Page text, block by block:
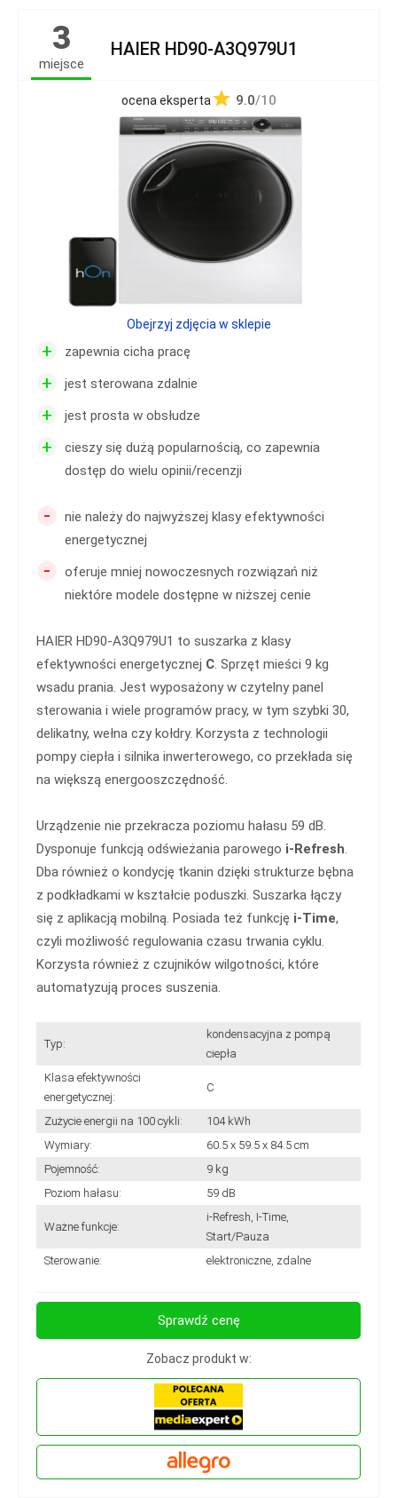
3
miejsce
HAIER HD90-A3Q979U1
ocena eksperta 9.0/10
+ zapewnia cicha pracę
+ jest sterowana zdalnie
+ jest prosta w obsłudze
+
cieszy się dużą popularnością, co zapewnia
dostęp do wielu opinii/recenzji
-
nie należy do najwyższej klasy efektywności
energetycznej
-
oferuje mniej nowoczesnych rozwiązań niż
niektóre modele dostępne w niższej cenie
HAIER HD90-A3Q979U1 to suszarka z klasy
efektywności energetycznej C. Sprzęt mieści 9 kg
wsadu prania. Jest wyposażony w czytelny panel
sterowania i wiele programów pracy, w tym szybki 30,
delikatny, wełna czy kołdry. Korzysta z technologii
pompy ciepła i silnika inwerterowego, co przekłada się
na większą energooszczędność.
Urządzenie nie przekracza poziomu hałasu 59 dB.
Dysponuje funkcją odświeżania parowego i-Refresh.
Dba również o kondycję tkanin dzięki strukturze bębna
z podkładkami w kształcie poduszki. Suszarka łączy
się z aplikacją mobilną. Posiada też funkcję i-Time,
czyli możliwość regulowania czasu trwania cyklu.
Korzysta również z czujników wilgotności, które
automatyzują proces suszenia.
Typ:
kondensacyjna z pompą
ciepła
Klasa efektywności
energetycznej:
C
Zużycie energii na 100 cykli:
104 kWh
Wymiary:
60.5 x 59.5 x 84.5 cm
Pojemność:
9 kg
Poziom hałasu:
59 dB
Ważne funkcje:
i-Refresh, I-Time,
Start/Pauza
Sterowanie:
elektroniczne, zdalne
Obejrzyj zdjęcia w sklepie
Sprawdź cenę
Zobacz produkt w: